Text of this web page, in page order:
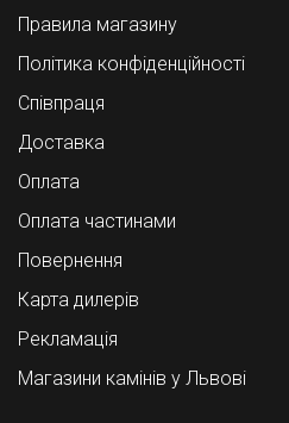
Правила магазину
Політика конфіденційності
Співпраця
Доставка
Оплата
Оплата частинами
Повернення
Карта дилерів
Рекламація
Магазини камінів у Львові